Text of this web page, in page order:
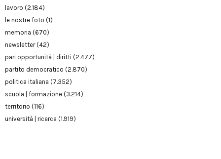
lavoro (2.184)
le nostre foto (1)
memoria (670)
newsletter(42)
pari opportunità | diritti (2.477)
partito democratico (2.870)
politica italiana (7.352)
scuola | formazione (3.214)
territorio (116)
università | ricerca (1.919)